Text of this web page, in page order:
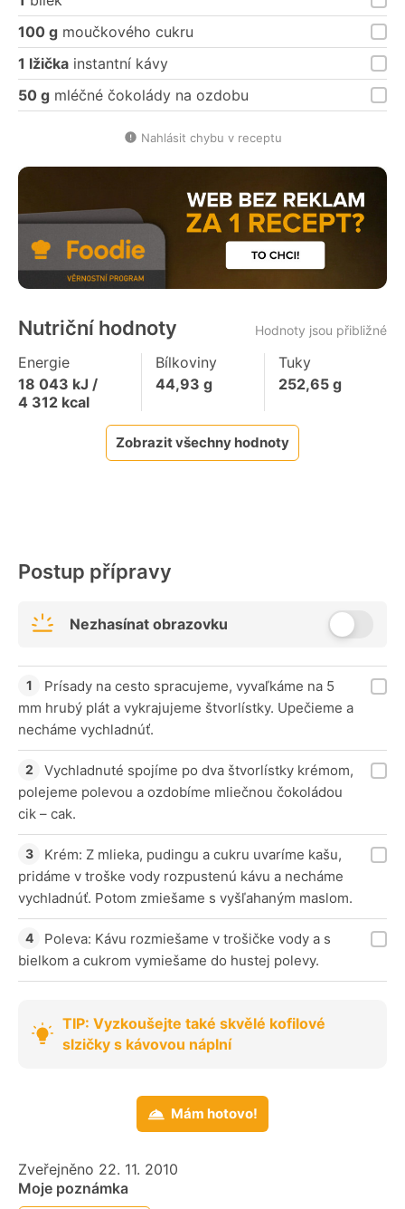
100 g moučkového cukru
1 lžička instantní kávy
50 g mléčné čokolády na ozdobu
Nahlásit chybu v receptu
Nutriční hodnoty Hodnoty jsou přibližné
Energie
18 043 kJ /
4 312 kcal
Bílkoviny
44,93 g
Tuky
252,65g
Zobrazit všechny hodnoty
Postup přípravy
Nezhasínat obrazovku
Prísady na cesto spracujeme, vyvaľkáme na 5
mm hrubý plát a vykrajujeme štvorlístky. Upečieme a
necháme vychladnúť.
Vychladnuté spojíme po dva štvorlístky krémom,
polejeme polevou a ozdobíme mliečnou čokoládou
cik – cak.
Krém: Z mlieka, pudingu a cukru uvaríme kašu,
pridáme v troške vody rozpustenú kávu a necháme
vychladnúť. Potom zmiešame s vyšľahaným maslom.
Poleva: Kávu rozmiešame v trošičke vody a s
bielkom a cukrom vymiešame do hustej polevy.
TIP: Vyzkoušejte také skvělé kofilové
slzičky s kávovou náplní
Mám hotovo!
Zveřejněno 22. 11. 2010
Moje poznámka